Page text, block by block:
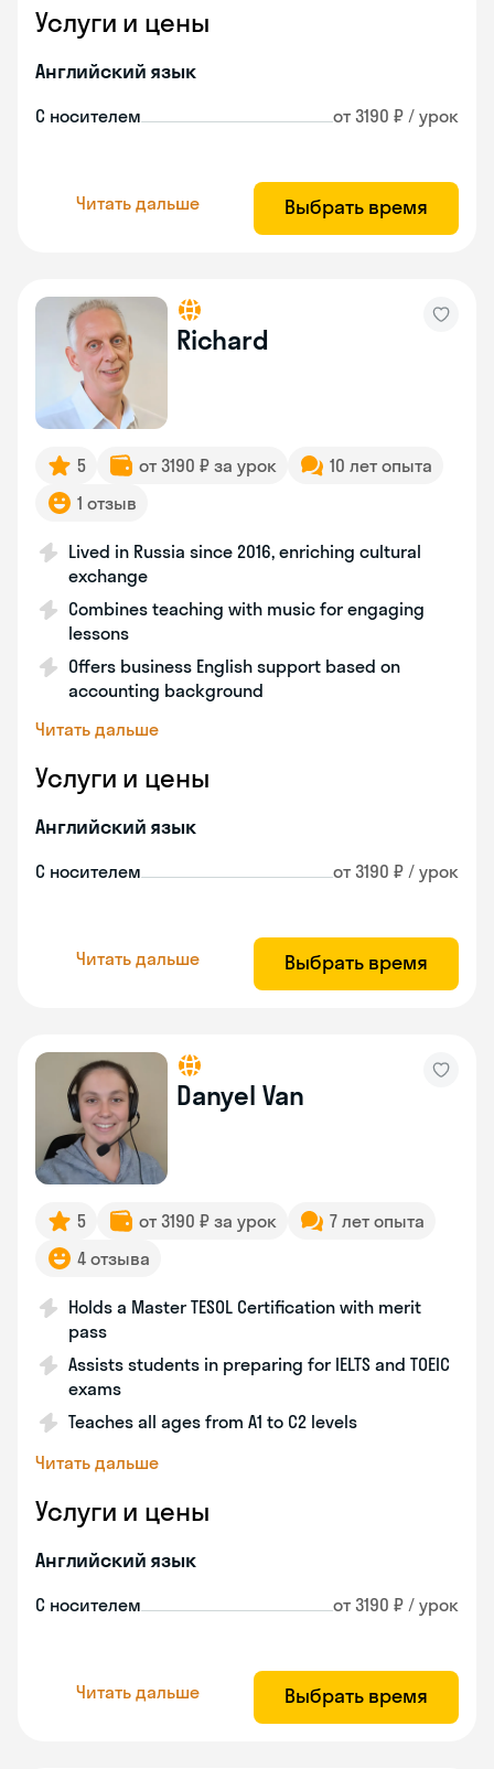
Услуги и цены
Английский язык
С носителем от 3190 ₽ / урок
Читать дальше Выбрать время
Richard
5 от 3190 ₽ за урок
10 лет опыта
1 отзыв
Lived in Russia since 2016, enriching cultural
exchange
Combines teaching with music for engaging
lessons
Offers business English support based on
accounting background
Читать дальше
Услуги и цены
Английский язык
С носителем от 3190 ₽ / урок
Читать дальше Выбрать время
Danyel Van
5 от 3190 ₽ за урок
7 лет опыта
4 отзыва
Holds a Master TESOL Certification with merit
pass
Assists students in preparing for IELTS and TOEIC
exams
Teaches all ages from A1 to C2 levels
Читать дальше
Услуги и цены
Английский язык
С носителем от 3190 ₽ / урок
Читать дальше Выбрать время